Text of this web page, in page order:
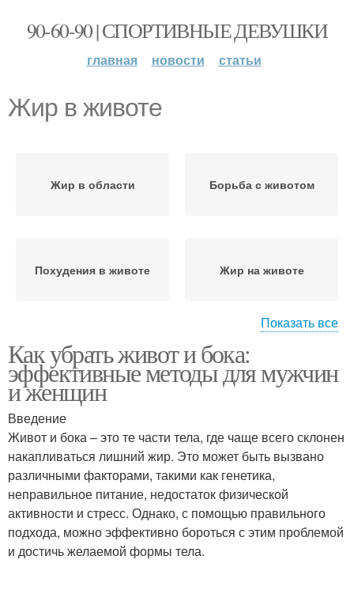
90-60-90 | СПОРТИВНЫЕ ДЕВУШКИ
главная новости статьи
Жир в животе
Жир в области Борьба с животом
Похудения в животе Жир на животе
Висцеральный жир Живот без спорта
Живот при похудении
Упражнения для
красивого живота
Диеты для плоского
живота
Показать все
Как убрать живот и бока:
эффективные методы для мужчин
и женщин
Введение
Живот и бока – это те части тела, где чаще всего склонен
накапливаться лишний жир. Это может быть вызвано
различными факторами, такими как генетика,
неправильное питание, недостаток физической
активности и стресс. Однако, с помощью правильного
подхода, можно эффективно бороться с этим проблемой
и достичь желаемой формы тела.